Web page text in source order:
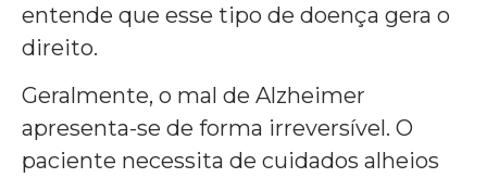
entende que esse tipo de doença gera o
direito.
Geralmente, o mal de Alzheimer
apresenta-se de forma irreversível. O
paciente necessita de cuidados alheios